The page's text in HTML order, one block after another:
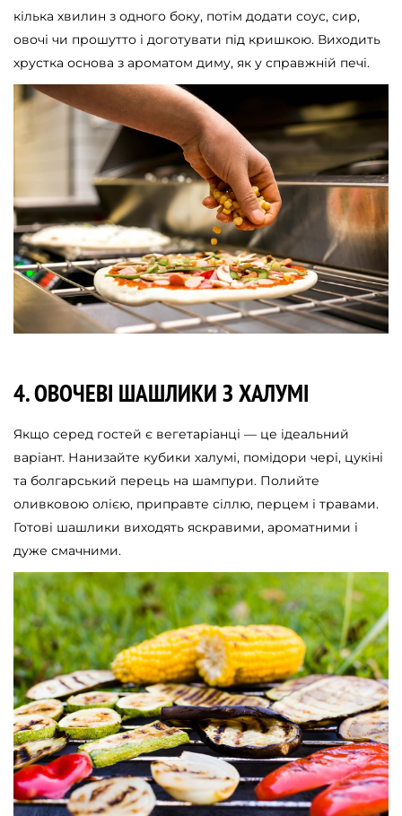
кілька хвилин з одного боку, потім додати соус, сир,
овочі чи прошутто і доготувати під кришкою. Виходить
хрустка основа з ароматом диму, як у справжній печі.
4. ОВОЧЕВІ ШАШЛИКИ З ХАЛУМІ
Якщо серед гостей є вегетаріанці — це ідеальний
варіант. Нанизайте кубики халумі, помідори чері, цукіні
та болгарський перець на шампури. Полийте
оливковою олією, приправте сіллю, перцем і травами.
Готові шашлики виходять яскравими, ароматними і
дуже смачними.